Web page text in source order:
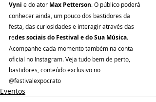
Vyni e do ator Max Petterson. O público poderá
conhecer ainda, um pouco dos bastidores da
festa, das curiosidades e interagir através das
redes sociais do Festival e do Sua Música.
Acompanhe cada momento também na conta
oficial no Instagram. Veja tudo bem de perto,
bastidores, conteúdo exclusivo no
@festivalexpocrato
Eventos